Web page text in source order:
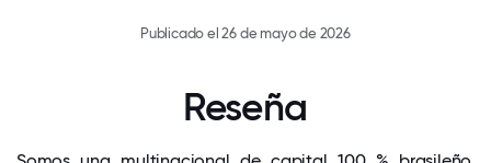
Publicado el 26 de mayo de 2026
Reseña